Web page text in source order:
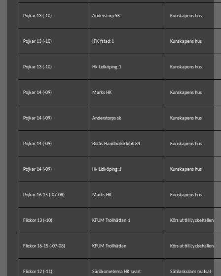
Pojkar 13 (-10) Anderstorp SK Kunskapens hus
Pojkar 13 (-10) IFK Ystad:1 Kunskapens hus
Pojkar 13 (-10) Hk Lidköping:1 Kunskapens hus
Pojkar 14 (-09) Marks HK Kunskapens hus
Pojkar 14 (-09) Anderstorps sk Kunskapens hus
Pojkar 14 (-09) Borås Handbollsklubb 84 Kunskapens hus
Pojkar 14 (-09) Hk Lidköping:1 Kunskapens hus
Pojkar 16-15 (-07-08) Marks HK Kunskapens hus
Flickor 13 (-10) KFUM Trollhättan:1 Körs ut till Lyckehallen
Flickor 16-15 (-07-08) KFUM Trollhättan Körs ut till Lyckehallen
Flickor 12 (-11) Särökometerna HK:svart Sätilaskolans matsal